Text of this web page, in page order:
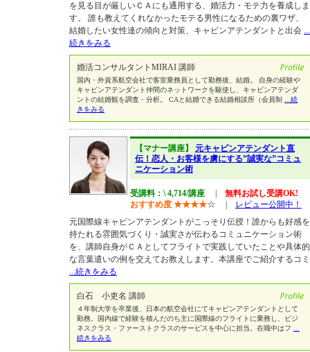
を見る目が厳しいＣＡにも通用する、婚活力・モテ力を養成しま
す。 誰も教えてくれなかったモテる男性になるための裏ワザ、
結婚したい女性達の傾向と対策、キャビンアテンダントと出会 ...
続きをみる
婚活コンサルタントMIRAI 講師
国内・外資系航空会社で客室乗務員として勤務後、結婚。 自身の経験や
キャビンアテンダント仲間のネットワークを駆使し、キャビンアテンダ
ントの結婚観を調査・分析。 CAと結婚できる結婚相談所（会員制
...続
きをみる
【マナー講座】 元キャビンアテンダント直
伝！恋人・お客様を虜にする”誠実な”コミュ
ニケーション術
受講料：\ 4,714/講座
無料お試し受講OK!
おすすめ度 ★★★★☆
レビュー公開中！
元国際線キャビンアテンダントがこっそり伝授！誰からも好感を
持たれる雰囲気づくり・誠実さが伝わるコミュニケーション術
を、講師自身がＣＡとしてフライトで実践していたことや具体的
な言葉遣いの例を交えてお教えします。本講座でご紹介するコミ
...続きをみる
白石 小吏名 講師
４年制大学を卒業後、日本の航空会社にてキャビンアテンダントとして
勤務。国内線で経験を積んだのち主に国際線のフライトに乗務し、ビジ
ネスクラス・ファーストクラスのサービスを中心に担当。在職中はフ
続きをみる